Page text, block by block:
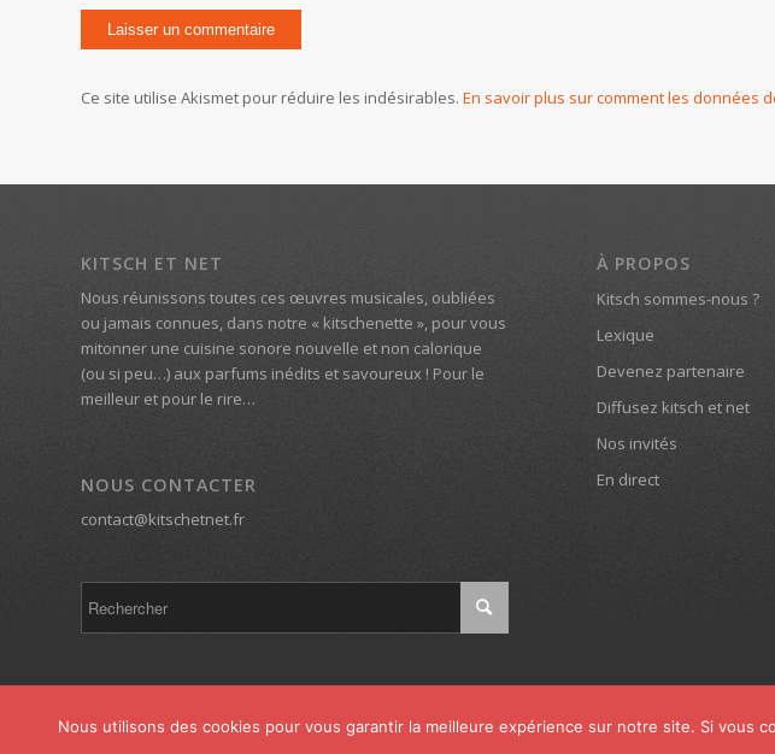
Ce site utilise Akismet pour réduire les indésirables. En savoir plus sur comment les données
KITSCH ET NET
Nous réunissons toutes ces œuvres musicales, oubliées
ou jamais connues, dans notre « kitschenette », pour vous
mitonner une cuisine sonore nouvelle et non calorique
(ou si peu…) aux parfums inédits et savoureux ! Pour le
meilleur et pour le rire…
NOUS CONTACTER
contact@kitschetnet.fr
À PROPOS
Kitsch sommes-nous ?
Lexique
Devenez partenaire
Diffusez kitsch et net
Nos invités
En direct
© Copyright - Kitsch et Net - powered by Enfold WordPress Theme
Nous utilisons des cookies pour vous garantir la meilleure expérience sur notre site. Si